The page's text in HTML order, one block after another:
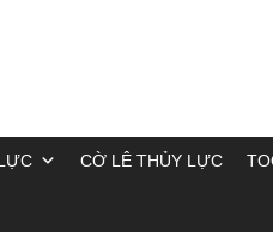
CỜ LÊ THỦY LỰC